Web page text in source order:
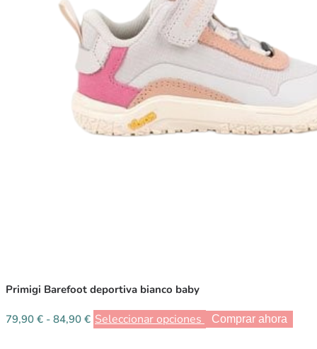
Primigi Barefoot deportiva bianco baby
79,90 € - 84,90 € Seleccionar opciones Comprar ahora